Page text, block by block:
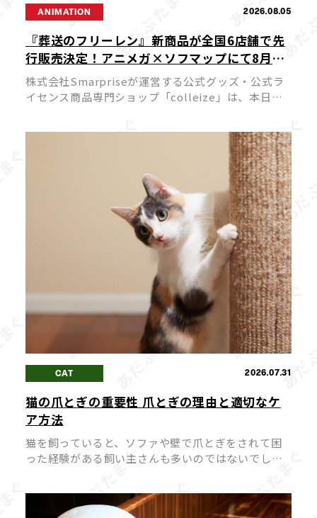
ANIMATION 2026.08.05
『葬送のフリーレン』新商品が全国6店舗で先
行販売決定！アニメガ×ソフマップにて8月5
日よりスタート
株式会社Smarpriseが運営する公式グッズ・公式ラ
イセンス商品専門ショップ「colleize」は、本日
CAT 2026.07.31
猫の爪とぎの重要性 爪とぎの理由と適切なケ
ア方法
猫を飼っていると、ソファや壁で爪とぎをされて困
った経験がある飼い主さんも多いのではないでしょ
す。 爪とぎを無理にやめさせようとす […]